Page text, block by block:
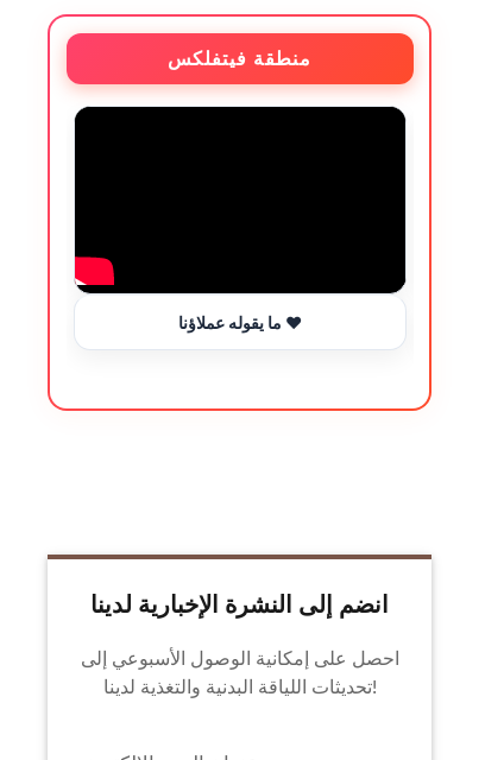
منطقة فيتفلكس
ما يقوله عملاؤنا ❤️
انضم إلى النشرة الإخبارية لدينا
احصل على إمكانية الوصول الأسبوعي إلى
تحديثات اللياقة البدنية والتغذية لدينا!